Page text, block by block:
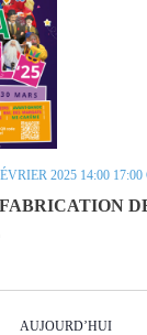
2025 14:00 17:00
AUJOURD’HUI